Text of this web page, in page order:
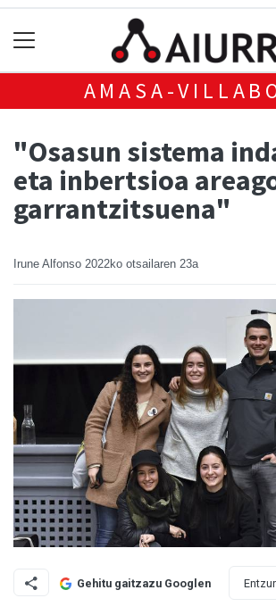
AMASA-
"Osasun sistema
eta inbertsioa
garrantzitsuena"
Irune Alfonso 2022ko otsailaren 23a
Gehitu gaitzazu Googlen